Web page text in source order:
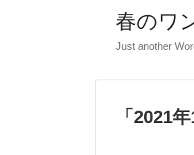
春のワ
Just another
「 2021年